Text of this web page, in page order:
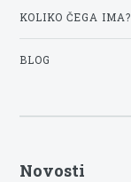
KOLIKO ČEGA IMA?
BLOG
Novosti